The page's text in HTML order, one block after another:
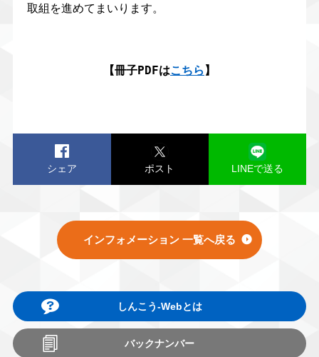
取組を進めてまいります。
【冊子PDFはこちら 】
シェア ポスト LINEで送る
インフォメーション 一覧へ戻る
しんこう-Webとは
バックナンバー